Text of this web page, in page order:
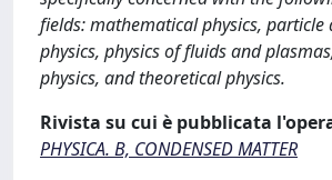
fields: mathematical physics, particle
physics, physics of fluids and
physics, and theoretical physics.
Rivista su cui è pubblicata
PHYSICA. B, CONDENSED MATTER